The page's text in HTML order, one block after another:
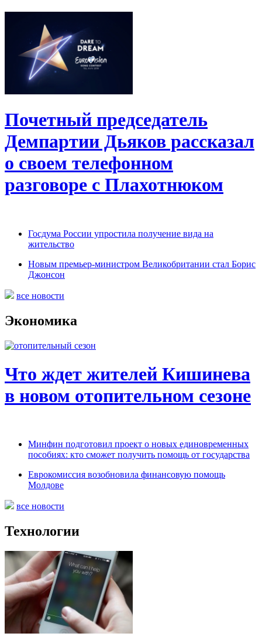
Почетный председатель
Демпартии Дьяков рассказал
о своем телефонном
разговоре с Плахотнюком
Госдума России упростила получение вида на
жительство
Новым премьер-министром Великобритании стал Борис
Джонсон
все новости
Экономика
Что ждет жителей Кишинева
в новом отопительном сезоне
Минфин подготовил проект о новых единовременных
пособиях: кто сможет получить помощь от государства
Еврокомиссия возобновила финансовую помощь
Молдове
все новости
Технологии